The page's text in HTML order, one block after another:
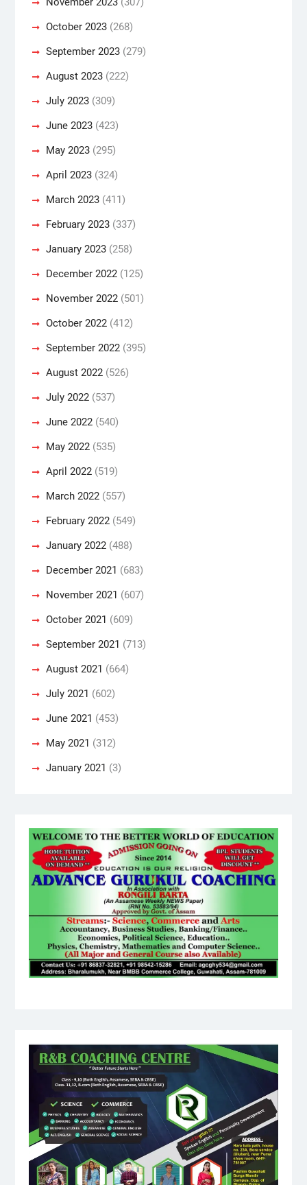
October 2023(268)
September 2023(279)
August 2023(222)
July 2023(309)
June 2023(423)
May 2023(295)
April 2023(324)
March 2023(411)
February 2023(337)
January 2023(258)
December 2022(125)
November 2022(501)
October 2022(412)
September 2022(395)
August 2022(526)
July 2022(537)
June 2022(540)
May 2022(535)
April 2022(519)
March 2022(557)
February 2022(549)
January 2022(488)
December 2021 (683)
November 2021 (607)
October 2021 (609)
September 2021 (713)
August 2021 (664)
July 2021 (602)
June 2021 (453)
May 2021 (312)
January 2021 (3)